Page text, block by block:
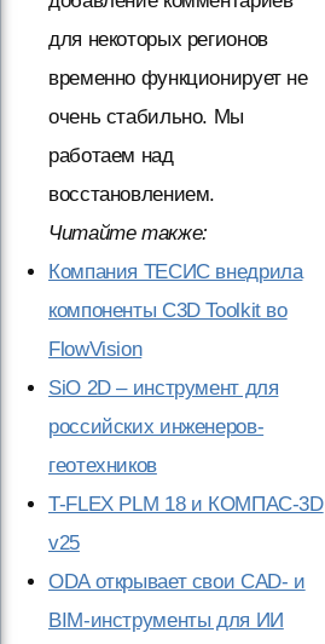
для некоторых регионов
временно функционирует не
очень стабильно. Мы
работаем над
восстановлением.
Читайте также:
Компания ТЕСИС внедрила
компоненты C3D Toolkit во
FlowVision
SiO 2D – инструмент для
российских инженеров-
геотехников
T-FLEX PLM 18 и КОМПАС-3D
v25
ODA открывает свои CAD- и
BIM-инструменты для ИИ